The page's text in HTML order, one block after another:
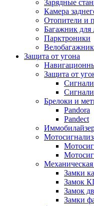
Зарядные
Камера
Отопители и
Багажник для
Парктроники
Велобагажник
Защита от угона
Защита от
Брелоки и
Pandora
Pandect
Замки
Замок
Замок
Замки